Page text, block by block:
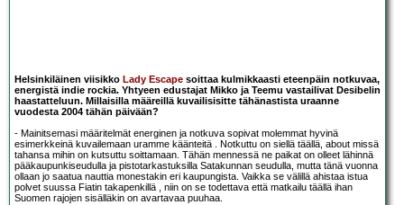
Helsinkiläinen viisikko Lady Escape soittaa kulmikkaasti eteenpäin notkuvaa,
energistä indie rockia. Yhtyeen edustajat Mikko ja Teemu vastailivat Desibelin
haastatteluun. Millaisilla määreillä kuvailisisitte tähänastista uraanne
vuodesta 2004 tähän päivään?
- Mainitsemasi määritelmät energinen ja notkuva sopivat molemmat hyvinä
esimerkkeinä kuvailemaan uramme käänteitä . Notkuttu on siellä täällä, about missä
tahansa mihin on kutsuttu soittamaan. Tähän mennessä ne paikat on olleet lähinnä
pääkaupunkiseudulla ja pistotarkastuksilla Satakunnan seudulla, mutta tänä vuonna
ollaan jo saatua nauttia monestakin eri kaupungista. Vaikka se välillä ahistaa istua
polvet suussa Fiatin takapenkillä , niin on se todettava että matkailu täällä ihan
Suomen rajojen sisälläkin on avartavaa puuhaa.